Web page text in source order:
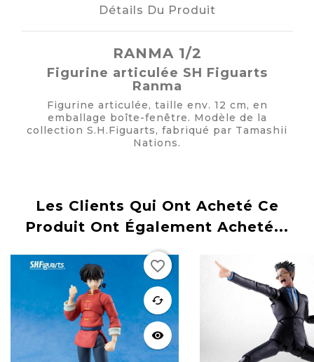
Détails Du Produit
RANMA 1/2
Figurine articulée SH Figuarts
Ranma
Figurine articulée, taille env. 12 cm, en
emballage boîte-fenêtre. Modèle de la
collection S.H.Figuarts, fabriqué par Tamashii
Nations.
Les Clients Qui Ont Acheté Ce
Produit Ont Également Acheté...
favorite
cached
visibility
favorite_border